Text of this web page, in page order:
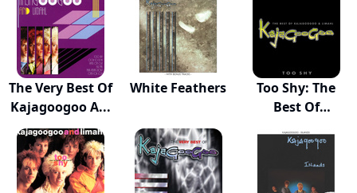
The Very Best Of
Kajagoogoo A...
White Feathers
Too Shy: The
Best Of